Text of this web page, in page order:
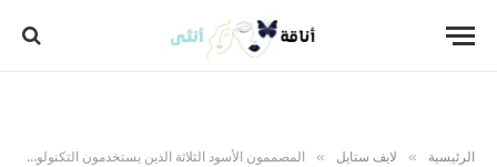
الرئيسية » لايف ستايل » المصممون الأسود الثلاثة الذين يستخدمون التكنولوجيا في تصاميمهم